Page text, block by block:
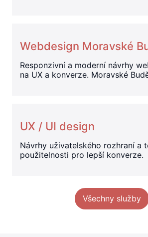
Webdesign Moravské
Responzivní a moderní návrhy
na UX a konverze. Moravské
UX / UI design
Návrhy uživatelského rozhraní a
použitelnosti pro lepší konverze.
Všechny služby